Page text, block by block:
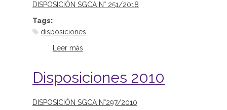
DISPOSICIÓN SGCA N° 251/2018
Tags:
disposiciones
Leer más
Disposiciones 2010
DISPOSICIÓN SGCA N°297/2010